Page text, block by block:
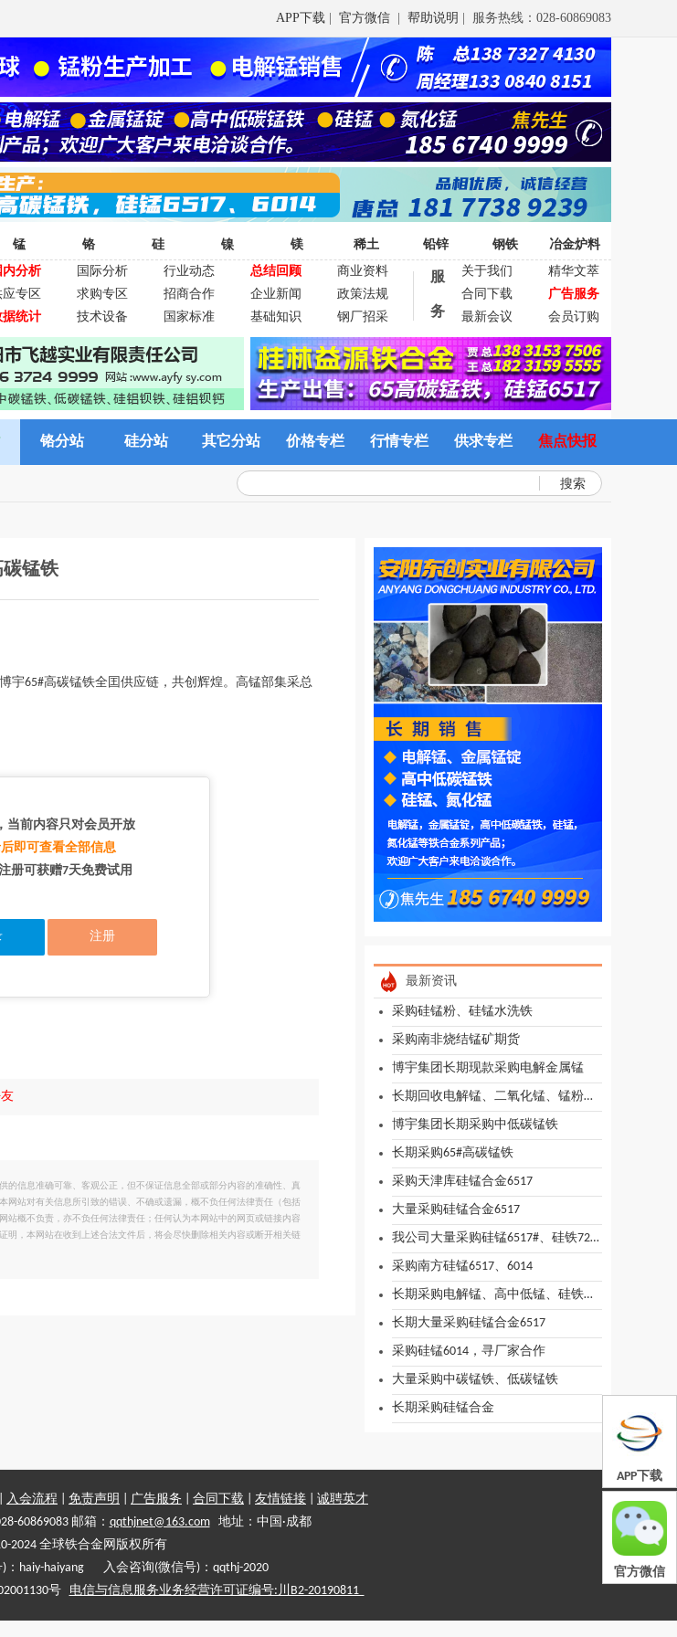
APP下载 官方微信 帮助说明 | 服务热线：028-60869083
锰 铬 硅 镍 镁 稀土 铅锌 钢铁 冶金炉料
内分析 国际分析 行业动态 总结回顾
商业资料
应专区
求购专区 招商合作 企业新闻
政策法规
据统计
技术设备 国家标准 基础知识 钢厂招采
服
务
关于我们
精华文萃
合同下载
广告服务
最新会议
会员订购
铬分站 硅分站 其它分站 价格专栏 行情专栏 供求专栏 焦点快报
搜索
碳锰铁
宇65#高碳锰铁全囯供应链，共创辉煌。高锰部集采总
当前内容只对会员开放
即可查看全部信息
册可获赠7天免费试用
注册
信息准确可靠、客观公正，但不保证信息全部或部分内容的准确性、真
网站对有关信息所引致的错误、不确或遗漏，概不负任何法律责任（包括
概不负责，亦不负任何法律责任；任何认为本网站中的网页或链接内容
，本网站在收到上述合法文件后，将会尽快删除相关内容或断开相关链
最新资讯
采购硅锰粉、硅锰水洗铁
采购南非烧结锰矿期货
博宇集团长期现款采购电解金属锰
长期回收电解锰、二氧化锰、锰粉、化工锰泥、副产锰渣
博宇集团长期采购中低碳锰铁
长期采购65#高碳锰铁
采购天津库硅锰合金6517
大量采购硅锰合金6517
我公司大量采购硅锰6517#、硅铁72#，有意合作厂家请来电
采购南方硅锰6517、6014
长期采购电解锰、高中低锰、硅铁、硅锰
长期大量采购硅锰合金6517
采购硅锰6014，寻厂家合作
大量采购中碳锰铁、低碳锰铁
长期采购硅锰合金
入会流程 免责声明 广告服务 合同下载 友情链接
诚聘英才
60869083 邮箱： qqthjnet@163.com地址：中国·成都
2024 全球铁合金网版权所有
：haiy-haiyang 入会咨询(微信号)：qqthj-2020
号 电信与信息服务业务经营许可证编号:川B2-20190811
APP下载
官方微信